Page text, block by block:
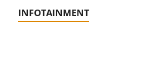
INFOTAINMENT